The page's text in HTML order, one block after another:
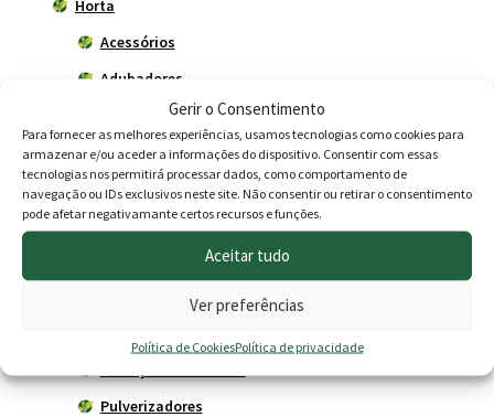
Gerir o Consentimento
Para fornecer as melhores experiências, usamos tecnologias como cookies para
armazenar e/ou aceder a informações do dispositivo. Consentir com essas
tecnologias nos permitirá processar dados, como comportamento de
navegação ou IDs exclusivos neste site. Não consentir ou retirar o consentimento
pode afetar negativamante certos recursos e funções.
Aceitar tudo
Ver preferências
Política de CookiesPolítica de privacidade
Horta
Acessórios
Adubadores
Carros de mão
Ferramentas Agrícolas
Herbicidas
Plantadores Manuais
Pulverizadores